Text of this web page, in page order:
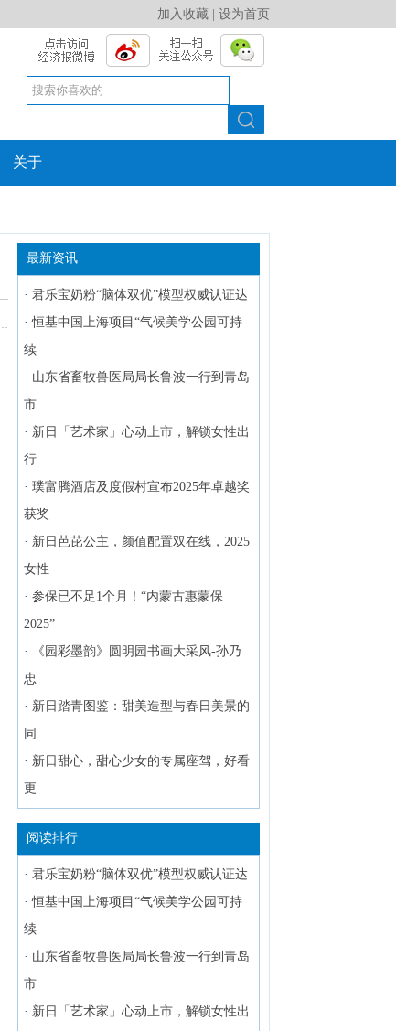
加入收藏| 设为首页
关于
最新资讯
· 君乐宝奶粉“脑体双优”模型权威认证达
·恒基中国上海项目“气候美学公园可持
续
· 山东省畜牧兽医局局长鲁波一行到青岛
市
· 新日「艺术家」心动上市，解锁女性出
行
· 璞富腾酒店及度假村宣布2025年卓越奖
获奖
· 新日芭芘公主，颜值配置双在线，2025
女性
· 参保已不足1个月！“内蒙古惠蒙保
2025”
·
《园彩墨韵》圆明园书画大采风-孙乃
忠
· 新日踏青图鉴：甜美造型与春日美景的
同
· 新日甜心，甜心少女的专属座驾，好看
更
阅读排行
· 君乐宝奶粉“脑体双优”模型权威认证达
·恒基中国上海项目“气候美学公园可持
续
· 山东省畜牧兽医局局长鲁波一行到青岛
市
· 新日「艺术家」心动上市，解锁女性出